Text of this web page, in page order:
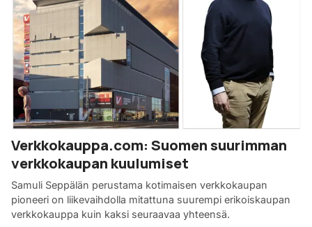
Verkkokauppa.com: Suomen suurimman
verkkokaupan kuulumiset
Samuli Seppälän perustama kotimaisen verkkokaupan
pioneeri on liikevaihdolla mitattuna suurempi erikoiskaupan
verkkokauppa kuin kaksi seuraavaa yhteensä.